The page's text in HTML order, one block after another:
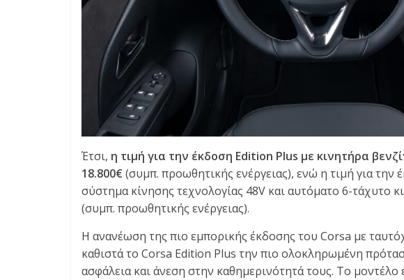
Έτσι, η τιμή για την έκδοση Edition Plus με κινητήρα
18.800€(συμπ. προωθητικής ενέργειας), ενώ η τιμή για την
σύστημα κίνησης τεχνολογίας 48V και αυτόματο 6-τάχυτο
(συμπ. προωθητικής ενέργειας).
Η ανανέωση της πιο εμπορικής έκδοσης του Corsa με
καθιστά το Corsa Edition Plus την πιο ολοκληρωμένη
ασφάλεια και άνεση στην καθημερινότητά τους. Το μοντέλο